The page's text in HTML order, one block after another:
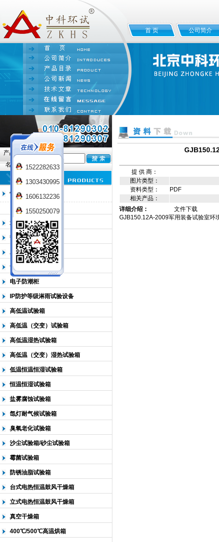
北京中科环试仪器有限公司
首 页 公司简介
产品
名:
恒温培养箱系列
电热恒温培养箱
北京淋雨试验箱
热空气老化试验箱
二氧化硫气体试验箱
紫外光老化试验箱
电子防潮柜
IP防护等级淋雨试验设备
高低温试验箱
高低温（交变）试验箱
高低温湿热试验箱
高低温（交变）湿热试验箱
低温恒温恒湿试验箱
恒温恒湿试验箱
盐雾腐蚀试验箱
氙灯耐气候试验箱
臭氧老化试验箱
沙尘试验箱/砂尘试验箱
霉菌试验箱
防锈油脂试验箱
台式电热恒温鼓风干燥箱
立式电热恒温鼓风干燥箱
真空干燥箱
400℃/500℃高温烘箱
提 供 商：
图片类型：
资料类型：
PDF
相关产品：
详细介绍：
文件下载
GJB150.12A-2009军用装备试验室环
1522282633
1303430995
1606132236
1550250079